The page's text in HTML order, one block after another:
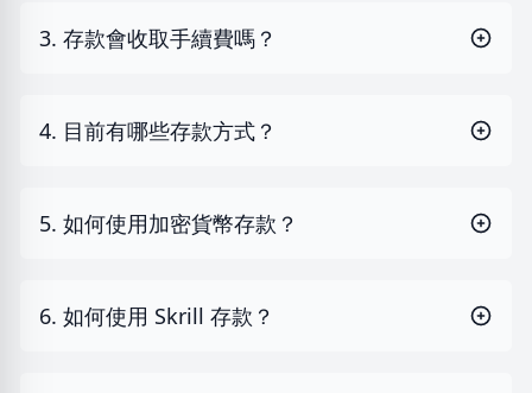
3. 存款會收取手續費嗎？
4. 目前有哪些存款方式？
5. 如何使用加密貨幣存款？
6. 如何使用 Skrill 存款？